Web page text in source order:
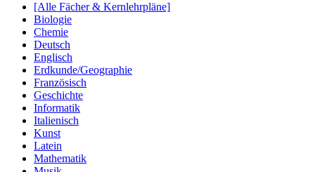
[Alle Fächer & Kernlehrpläne]
Biologie
Chemie
Deutsch
Englisch
Erdkunde/Geographie
Französisch
Geschichte
Informatik
Italienisch
Kunst
Latein
Mathematik